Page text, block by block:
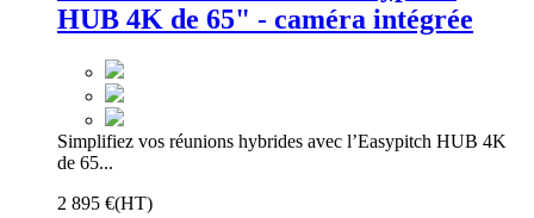
HUB 4K de 65" - caméra intégrée
Simplifiez vos réunions hybrides avec l’Easypitch HUB 4K
de 65...
2 895 €(HT)